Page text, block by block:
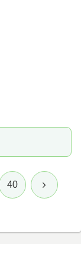
40 次